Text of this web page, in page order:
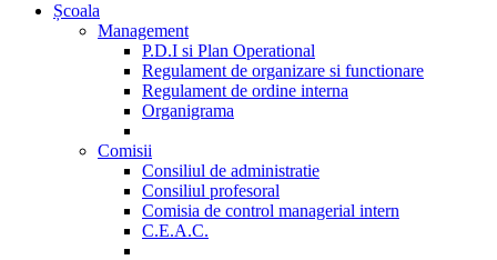
Școala
Management
P.D.I si Plan Operational
Regulament de organizare si functionare
Regulament de ordine interna
Organigrama
Comisii
Consiliul de administratie
Consiliul profesoral
Comisia de control managerial intern
C.E.A.C.